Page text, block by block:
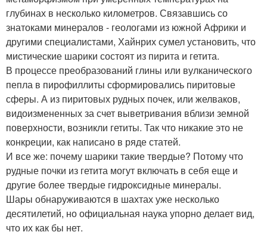
глубинах в несколько километров. Связавшись со
знатоками минералов - геологами из южной Африки и
другими специалистами, Хайнрих сумел установить, что
мистические шарики состоят из пирита и гетита.
В процессе преобразований глины или вулканического
пепла в пирофиллиты сформировались пиритовые
сферы. А из пиритовых рудных почек, или желваков,
видоизмененных за счет выветривания вблизи земной
поверхности, возникли гетиты. Так что никакие это не
конкреции, как написано в ряде статей.
И все же: почему шарики такие твердые? Потому что
рудные почки из гетита могут включать в себя еще и
другие более твердые гидроксидные минералы.
Шары обнаруживаются в шахтах уже несколько
десятилетий, но официальная наука упорно делает вид,
что их как бы нет.